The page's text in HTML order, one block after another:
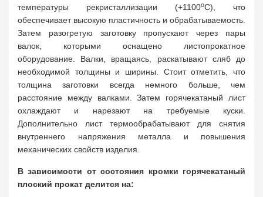
температуры рекристаллизации (+1100оС), что
обеспечивает высокую пластичность и обрабатываемость.
Затем разогретую заготовку пропускают через пары
валок, которыми оснащено листопрокатное
оборудование. Валки, вращаясь, раскатывают сляб до
необходимой толщины и ширины. Стоит отметить, что
толщина заготовки всегда немного больше, чем
расстояние между валками. Затем горячекатаный лист
охлаждают и нарезают на требуемые куски.
Дополнительно лист термообрабатывают для снятия
внутреннего напряжения металла и повышения
механических свойств изделия.
В зависимости от состояния кромки горячекатаный
плоский прокат делится на: